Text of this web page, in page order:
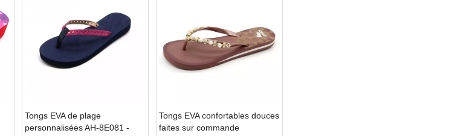
Tongs EVA de plage
personnalisées AH-8E081 -
Tongs EVA confortables douces
faites sur commande